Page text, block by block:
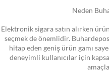
Neden
Elektronik sigara satın alırken
seçmek de önemlidir.
hitap eden geniş ürün gamı
deneyimli kullanıcılar için